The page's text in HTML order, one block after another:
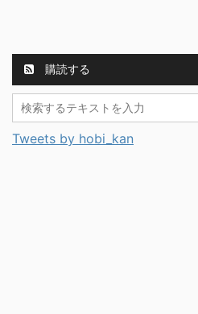
購読する
Tweets by hobi_kan